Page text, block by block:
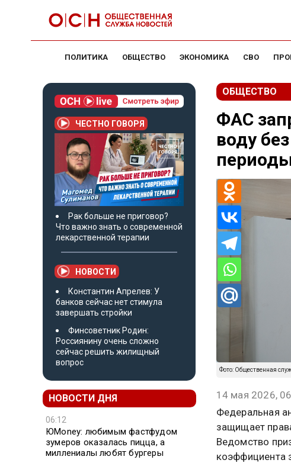
ПОЛИТИКА ОБЩЕСТВО ЭКОНОМИКА СВО
ЧЕСТНО ГОВОРЯ
Рак больше не приговор?
Что важно знать о современной
лекарственной терапии
НОВОСТИ
Константин Апрелев: У
банков сейчас нет стимула
завершать стройки
Финсоветник Родин:
Россиянину очень сложно
сейчас решить жилищный
вопрос
НОВОСТИ ДНЯ
06:12
ЮMoney: любимым фастфудом
зумеров оказалась пицца, а
миллениалы любят бургеры
ОБЩЕСТВО
ФАС
воду
Фото: Общественная
14 мая 2026,
Федеральная
защищает
Ведомство
коэффициента